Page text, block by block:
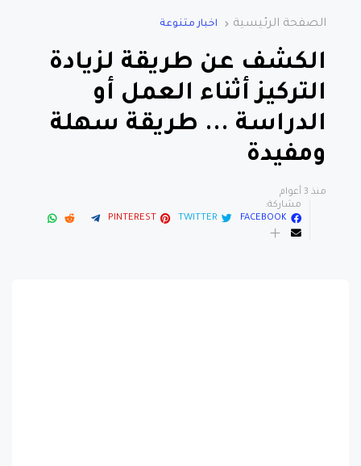
الصفحة الرئيسية اخبار متنوعة
الكشف عن طريقة لزيادة
التركيز أثناء العمل أو
الدراسة ... طريقة سهلة
ومفيدة
منذ 3 أعوام
مشاركة:
FACEBOOK
TWITTER
PINTEREST